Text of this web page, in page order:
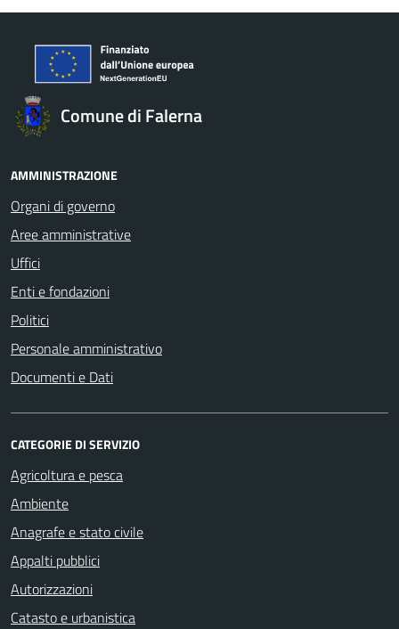
Comune di Falerna
AMMINISTRAZIONE
Organi di governo
Aree amministrative
Uffici
Enti e fondazioni
Politici
Personale amministrativo
Documenti e Dati
CATEGORIE DI SERVIZIO
Agricoltura e pesca
Ambiente
Anagrafe e stato civile
Appalti pubblici
Autorizzazioni
Catasto e urbanistica